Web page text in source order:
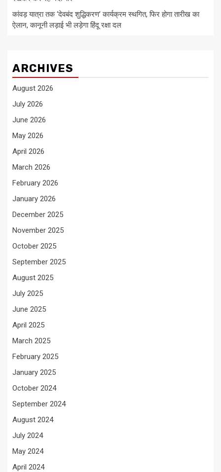
कांवड़ यात्रा तक ‘देवबंद शुद्धिकरण’ कार्यक्रम स्थगित, फिर होगा तारीख का
ऐलान, कानूनी लड़ाई भी लड़ेगा हिंदू रक्षा दल
ARCHIVES
August 2026
July 2026
June 2026
May 2026
April 2026
March 2026
February 2026
January 2026
December 2025
November 2025
October 2025
September 2025
August 2025
July 2025
June 2025
April 2025
March 2025
February 2025
January 2025
October 2024
September 2024
August 2024
July 2024
May 2024
April 2024